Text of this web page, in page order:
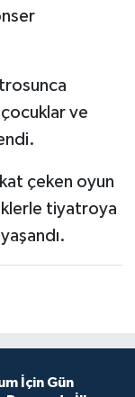
ve
çeken oyun
tiyatroya
İçin Gün